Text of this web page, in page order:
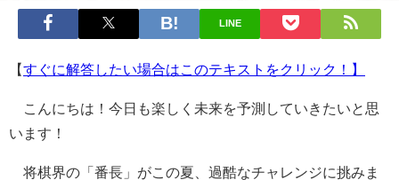
LINE
【すぐに解答したい場合はこのテキストをクリック！】
こんにちは！今日も楽しく未来を予測していきたいと思
います！
将棋界の「番長」がこの夏、過酷なチャレンジに挑みま